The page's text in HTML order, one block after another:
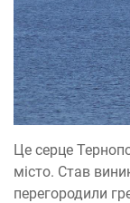
Це серце
місто. Став
перегородили